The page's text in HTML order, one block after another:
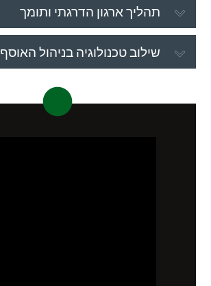
תהליך ארגון הדרגתי ותומך
שילוב טכנולוגיה בניהול האוסף